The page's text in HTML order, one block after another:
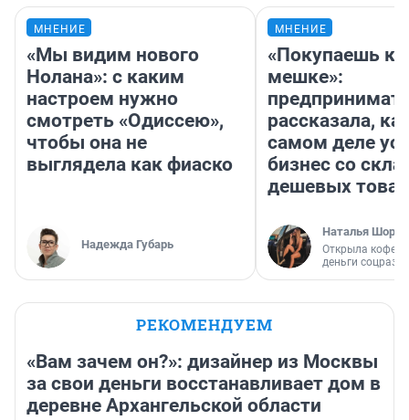
МНЕНИЕ
«Мы видим нового
Нолана»: с каким
настроем нужно
смотреть «Одиссею»,
чтобы она не
выглядела как фиаско
Надежда Губарь
МНЕНИЕ
«Покупаешь
мешке»:
рассказала,
самом деле
бизнес со
дешевых
Наталья
Открыла
деньги
РЕКОМЕНДУЕМ
«Вам зачем он?»: дизайнер из Москвы
за свои деньги восстанавливает дом в
деревне Архангельской области